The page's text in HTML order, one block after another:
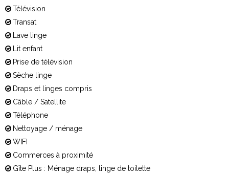
Télévision
Transat
Lave linge
Lit enfant
Prise de télévision
Sèche linge
Draps et linges compris
Câble / Satellite
Téléphone
Nettoyage / ménage
WIFI
Commerces à proximité
Gîte Plus : Ménage draps, linge de toilette